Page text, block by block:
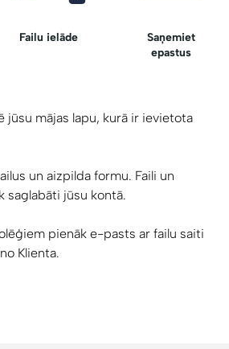
Failu ielāde
Saņemiet
epastus
jūsu mājas lapu, kurā ir ievietota
un aizpilda formu. Faili un
saglabāti jūsu kontā.
pienāk e-pasts ar failu saiti
Klienta.